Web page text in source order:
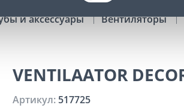
и аксессуары
Вентиляторы
VENTILAATOR
Артикул: 517725